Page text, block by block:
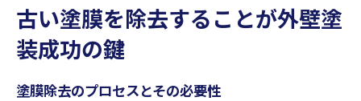
古い塗膜を除去することが外壁塗
装成功の鍵
塗膜除去のプロセスとその必要性